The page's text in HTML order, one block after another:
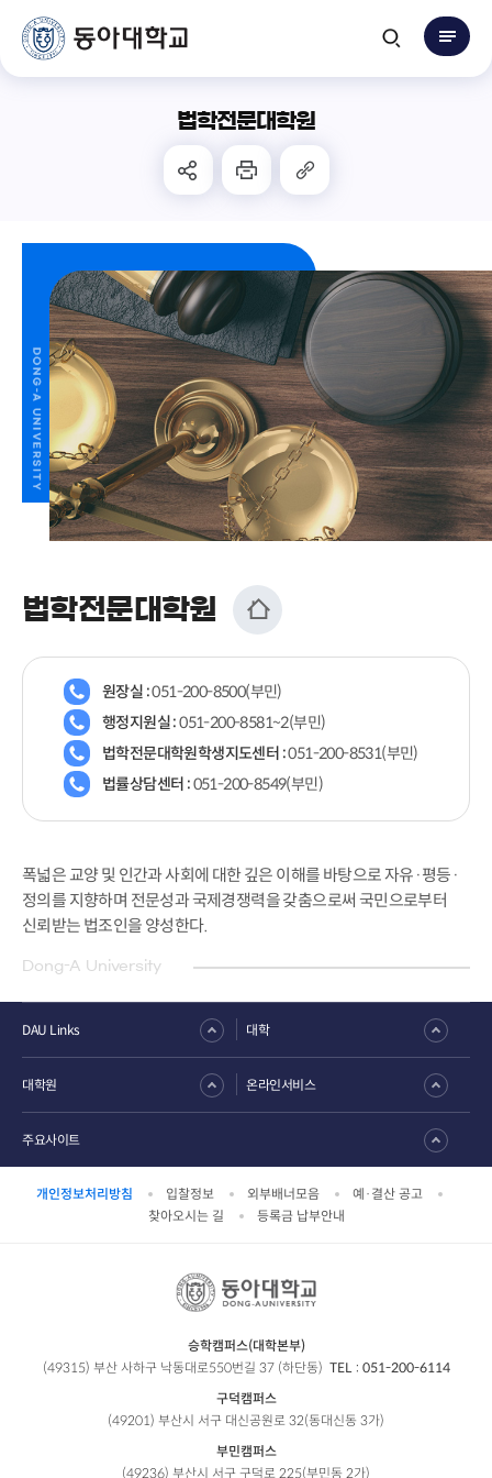
법학전문대학원
법학전문대학원
원장실 :051-200-8500(부민)
행정지원실 :051-200-8581~2(부민)
법학전문대학원학생지도센터 :051-200-8531(부민)
법률상담센터 :051-200-8549(부민)
폭넓은 교양 및 인간과 사회에 대한 깊은 이해를 바탕으로 자유·평등·
정의를 지향하며 전문성과 국제경쟁력을 갖춤으로써 국민으로부터
신뢰받는 법조인을 양성한다.
Dong-A University
개인정보처리방침 입찰정보 외부배너모음
예·결산 공고
찾아오시는 길
등록금 납부안내
DAU Links 대학
대학원 온라인서비스
주요사이트
승학캠퍼스(대학본부)
(49315) 부산 사하구 낙동대로550번길 37 (하단동) TEL : 051-200-6114
구덕캠퍼스
(49201) 부산시 서구 대신공원로 32(동대신동 3가)
부민캠퍼스
(49236) 부산시 서구 구덕로 225(부민동 2가)